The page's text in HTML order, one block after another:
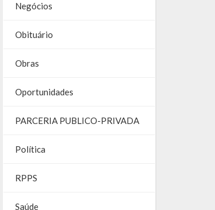
Negócios
Obituário
Obras
Oportunidades
PARCERIA PUBLICO-PRIVADA
Política
RPPS
Saúde